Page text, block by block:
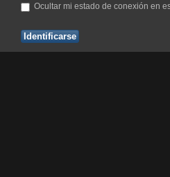
Ocultar mi estado de conexión en